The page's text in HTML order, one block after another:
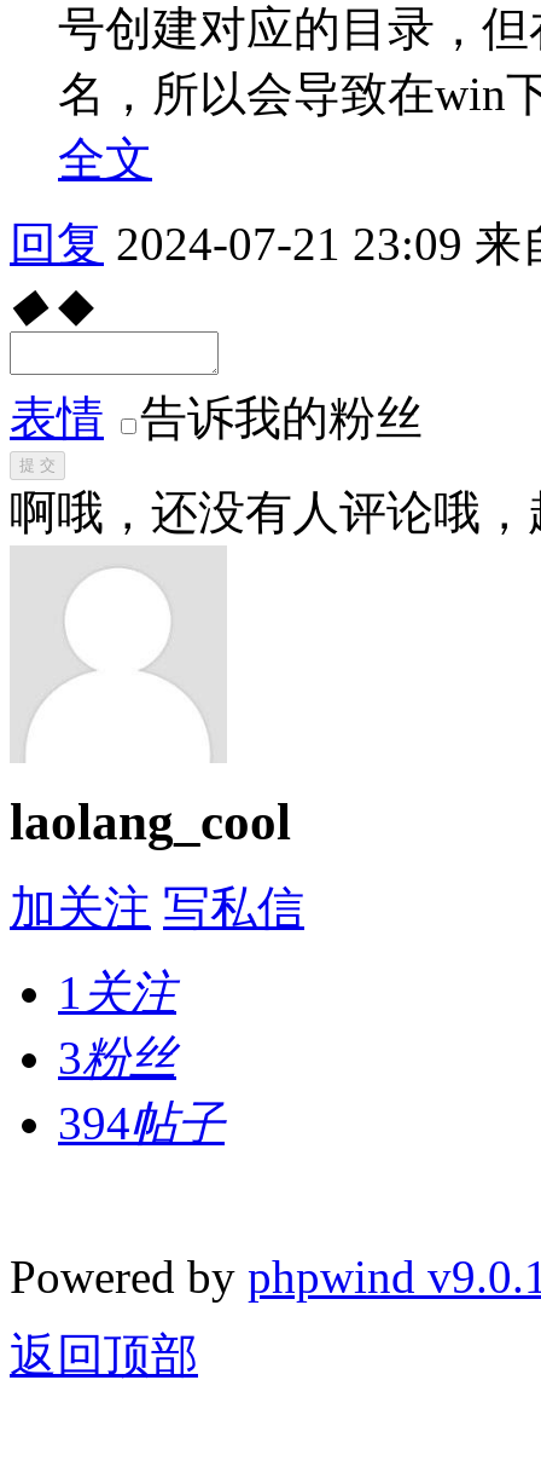
号创建对应的目录，
名，所以会导致在win
全文
回复 2024-07-21 23:09 来
◆ ◆
表情 告诉我的粉丝
提 交
啊哦，还没有人评论哦
laolang_cool
加关注 写私信
1 关注
3粉丝
394帖子
Powered by phpwind
返回顶部